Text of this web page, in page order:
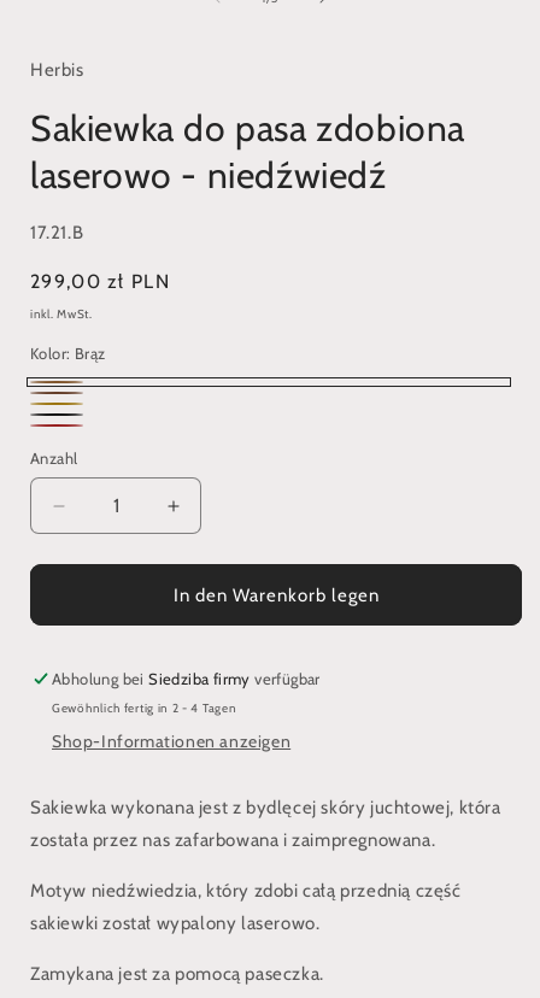
Herbis
Sakiewka do pasa zdobiona
laserowo - niedźwiedź
SKU:
17.21.B
Normaler
Preis
299,00 zł PLN
inkl. MwSt.
Kolor: Brąz
Brąz
Ciemny
Jasny
brąz
Czarny
Anzahl
Verringere
die
Menge
pasa
zdobiona
laserowo
-
Erhöhe
die
Menge
für
pasa
zdobiona
laserowo
-
In den Warenkorb legen
Abholung beiSiedziba firmy verfügbar
Gewöhnlich fertig in 2 - 4 Tagen
Shop-Informationen anzeigen
Sakiewka wykonana jest z bydlęcej skóry juchtowej, która
została przez nas zafarbowana i zaimpregnowana.
Motyw niedźwiedzia, który zdobi całą przednią część
sakiewki został wypalony laserowo.
Zamykana jest za pomocą paseczka.